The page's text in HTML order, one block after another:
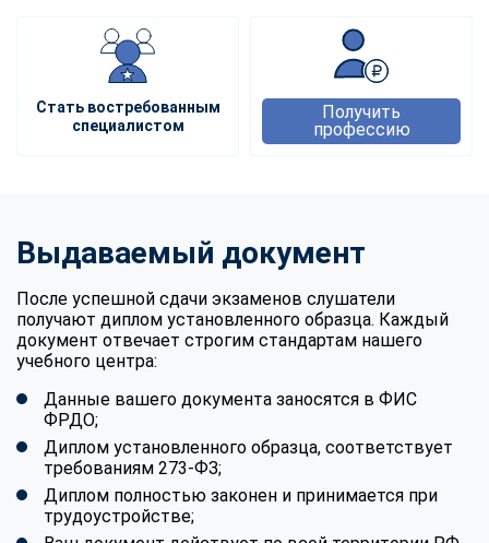
Стать востребованным
специалистом
Получить
профессию
Выдаваемый документ
После успешной сдачи экзаменов слушатели
получают диплом установленного образца. Каждый
документ отвечает строгим стандартам нашего
учебного центра:
Данные вашего документа заносятся в ФИС
ФРДО;
Диплом установленного образца, соответствует
требованиям 273-ФЗ;
Диплом полностью законен и принимается при
трудоустройстве;